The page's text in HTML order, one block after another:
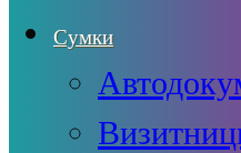
Сумки